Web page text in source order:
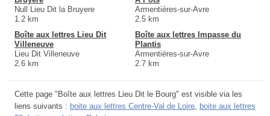
Null Lieu Dit la Bruyere
1.2 km
Armentières-sur-Avre
2.5 km
Boîte aux lettres Lieu Dit
Villeneuve
Lieu Dit Villeneuve
2.6 km
Boîte aux lettres Impasse du
Plantis
Armentières-sur-Avre
2.7 km
Cette page "Boîte aux lettres Lieu Dit le Bourg" est visible via les
liens suivants : boite aux lettres Centre-Val de Loire boite aux lettres